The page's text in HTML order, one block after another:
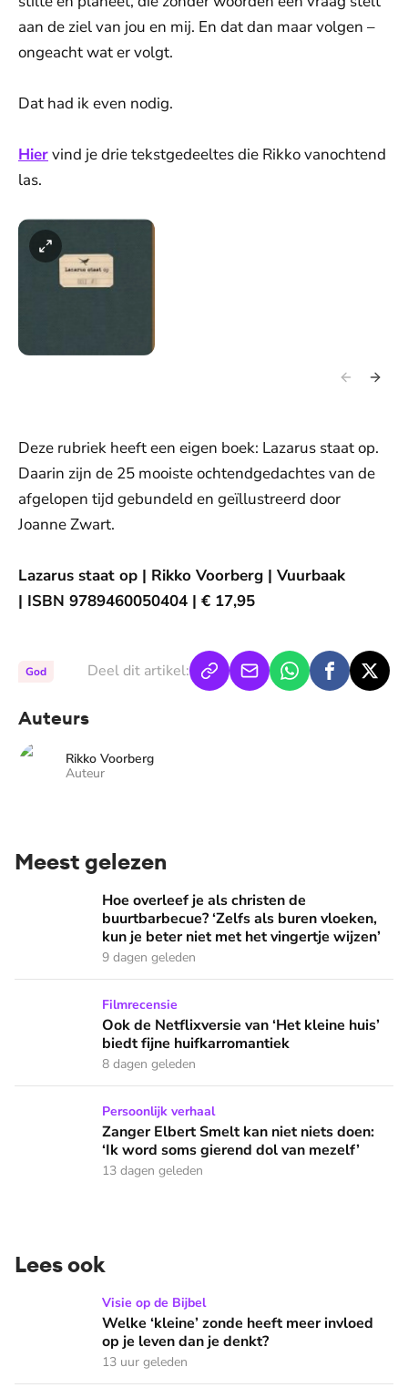
aan de ziel van jou en mij. En dat dan maar volgen –
ongeacht wat er volgt.
Dat had ik even nodig.
Hiervind je drie tekstgedeeltes die Rikko vanochtend
las.
Deze rubriek heeft een eigen boek: Lazarus staat op.
Daarin zijn de 25 mooiste ochtendgedachtes van de
afgelopen tijd gebundeld en geïllustreerd door
Joanne Zwart.
Lazarus staat op | Rikko Voorberg | Vuurbaak
| ISBN 9789460050404 | € 17,95
God Deel dit artikel:
Auteurs
Rikko Voorberg
Auteur
Meest gelezen
Hoe overleef je als christen de buurtbarbecue? ‘Zelfs als
Hoe overleef je als christen de
buurtbarbecue? ‘Zelfs als buren vloeken,
kun je beter niet met het vingertje wijzen’
9 dagen geleden
Ook de Netflixversie van ‘Het kleine huis’ biedt fijne
Filmrecensie
Ook de Netflixversie van ‘Het kleine huis’
biedt fijne huifkarromantiek
8 dagen geleden
Zanger Elbert Smelt kan niet niets doen: ‘Ik word soms
Persoonlijk verhaal
Zanger Elbert Smelt kan niet niets doen:
‘Ik word soms gierend dol van mezelf’
13 dagen geleden
Lees ook
Welke ‘kleine’ zonde heeft meer invloed op je leven dan je
Visie op de Bijbel
Welke ‘kleine’ zonde heeft meer invloed
op je leven dan je denkt?
13 uur geleden